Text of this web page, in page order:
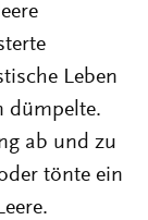
Leben
dümpelte.
ab und zu
tönte ein